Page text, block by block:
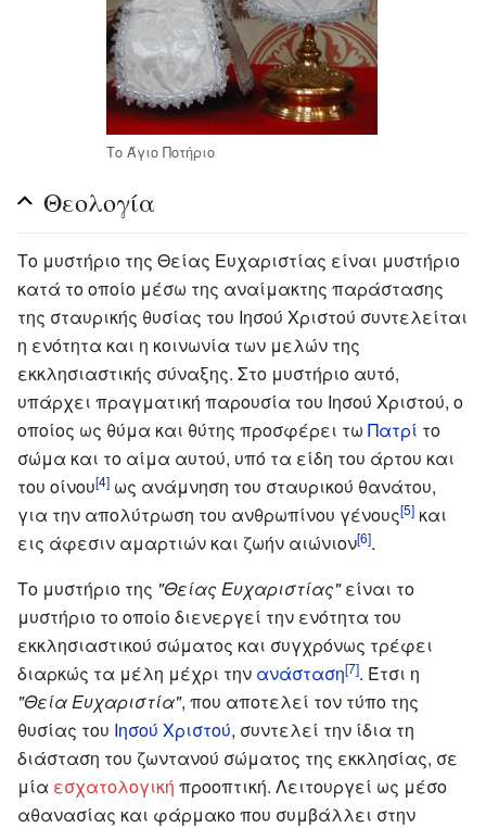
Το Άγιο Ποτήριο
Θεολογία
Το μυστήριο της Θείας Ευχαριστίας είναι μυστήριο
κατά το οποίο μέσω της αναίμακτης παράστασης
της σταυρικής θυσίας του Ιησού Χριστού συντελείται
η ενότητα και η κοινωνία των μελών της
εκκλησιαστικής σύναξης. Στο μυστήριο αυτό,
υπάρχει πραγματική παρουσία του Ιησού Χριστού, ο
οποίος ως θύμα και θύτης προσφέρει τω Πατρί το
σώμα και το αίμα αυτού, υπό τα είδη του άρτου και
του οίνου[4] ως ανάμνηση του σταυρικού θανάτου,
για την απολύτρωση του ανθρωπίνου γένους[5] και
εις άφεσιν αμαρτιών και ζωήν αιώνιον[6].
Το μυστήριο της "Θείας Ευχαριστίας"είναι το
μυστήριο το οποίο διενεργεί την ενότητα του
εκκλησιαστικού σώματος και συγχρόνως τρέφει
διαρκώς τα μέλη μέχρι την ανάσταση[7]. Έτσι η
"Θεία Ευχαριστία", που αποτελεί τον τύπο της
θυσίας του Ιησού Χριστού, συντελεί την ίδια τη
διάσταση του ζωντανού σώματος της εκκλησίας, σε
μία εσχατολογική προοπτική. Λειτουργεί ως μέσο
αθανασίας και φάρμακο που συμβάλλει στην